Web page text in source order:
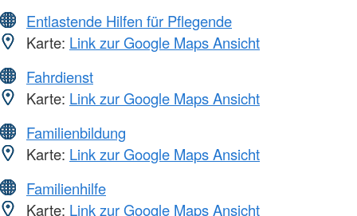
Entlastende Hilfen für Pflegende
Karte: Link zur Google Maps Ansicht
Fahrdienst
Karte: Link zur Google Maps Ansicht
Familienbildung
Karte: Link zur Google Maps Ansicht
Familienhilfe
Karte: Link zur Google Maps Ansicht